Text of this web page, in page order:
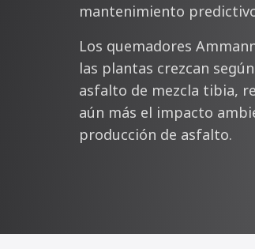
mantenimiento
Los quemadores
las plantas crezcan
asfalto de mezcla tibia,
aún más el impacto
producción de asfalto.